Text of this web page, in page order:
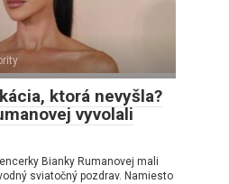
ktorá nevyšla?
vyvolali
Bianky Rumanovej mali
sviatočný pozdrav. Namiesto